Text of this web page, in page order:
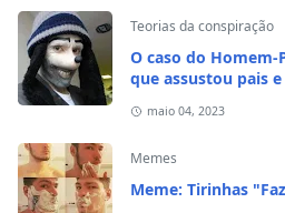
Teorias da conspiração
O caso do
que assustou pais
maio 04, 2023
Memes
Meme: Tirinhas